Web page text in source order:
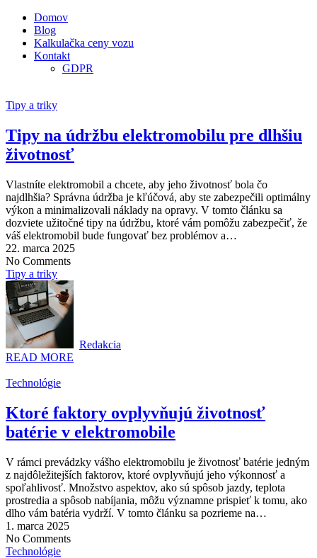
Domov
Blog
Kalkulačka ceny vozu
Kontakt
GDPR
Tipy a triky
Tipy na údržbu elektromobilu pre dlhšiu
životnosť
Vlastníte elektromobil a chcete, aby jeho životnosť bola čo
najdlhšia? Správna údržba je kľúčová, aby ste zabezpečili optimálny
výkon a minimalizovali náklady na opravy. V tomto článku sa
dozviete užitočné tipy na údržbu, ktoré vám pomôžu zabezpečiť, že
váš elektromobil bude fungovať bez problémov a…
22. marca 2025
No Comments
Tipy a triky
Redakcia
READ MORE
Technológie
Ktoré faktory ovplyvňujú životnosť
batérie v elektromobile
V rámci prevádzky vášho elektromobilu je životnosť batérie jedným
z najdôležitejších faktorov, ktoré ovplyvňujú jeho výkonnosť a
spoľahlivosť. Množstvo aspektov, ako sú spôsob jazdy, teplota
prostredia a spôsob nabíjania, môžu významne prispieť k tomu, ako
dlho vám batéria vydrží. V tomto článku sa pozrieme na…
1. marca 2025
No Comments
Technológie